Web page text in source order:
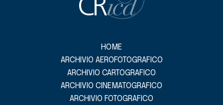
HOME
ARCHIVIO AEROFOTOGRAFICO
ARCHIVIO CARTOGRAFICO
ARCHIVIO CINEMATOGRAFICO
ARCHIVIO FOTOGRAFICO